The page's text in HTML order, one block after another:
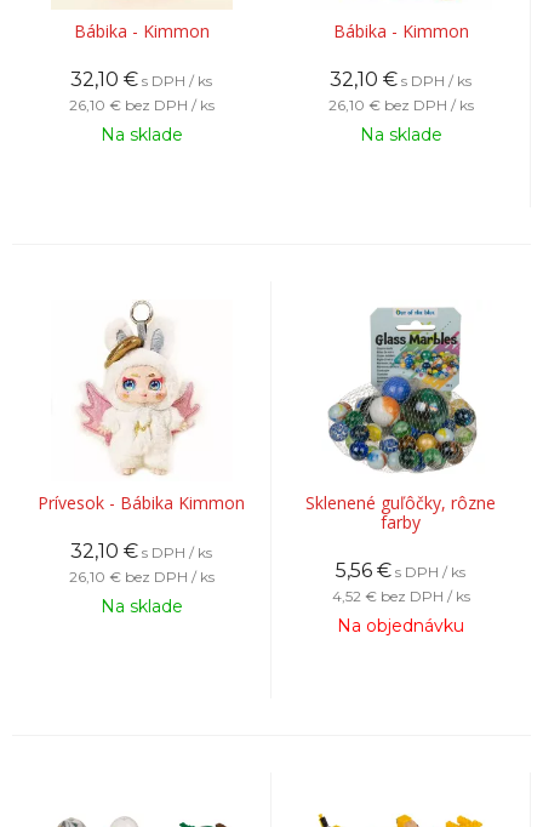
Bábika - Kimmon
32,10 € s DPH / ks
26,10 € bez DPH / ks
Na sklade
Bábika - Kimmon
32,10 € s DPH / ks
26,10 € bez DPH / ks
Na sklade
Prívesok - Bábika Kimmon
32,10 € s DPH / ks
26,10 € bez DPH / ks
Na sklade
Sklenené guľôčky, rôzne
farby
5,56 € s DPH / ks
4,52 € bez DPH / ks
Na objednávku